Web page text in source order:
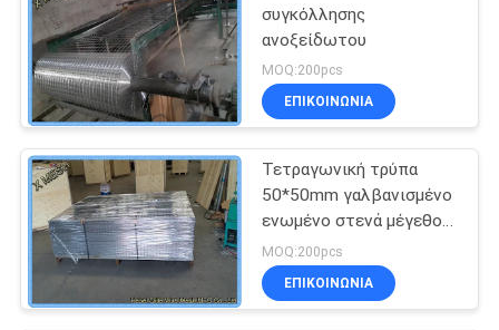
συγκόλλησης
ανοξείδωτου
MOQ:200pcs
ΕΠΙΚΟΙΝΩΝΊΑ
Τετραγωνική τρύπα
50*50mm γαλβανισμένο
ενωμένο στενά μέγεθος
φύλλων 4.2*0.8 Μ
πλέγματος
MOQ:200pcs
ΕΠΙΚΟΙΝΩΝΊΑ